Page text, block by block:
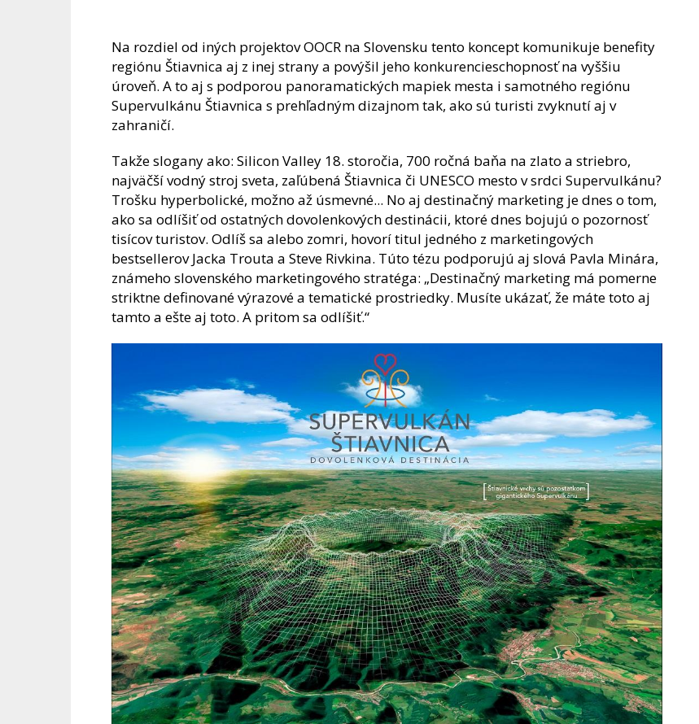
Na rozdiel od iných projektov OOCR na Slovensku tento koncept komunikuje benefity
regiónu Štiavnica aj z inej strany a povýšil jeho konkurencieschopnosť na vyššiu
úroveň. A to aj s podporou panoramatických mapiek mesta i samotného regiónu
Supervulkánu Štiavnica s prehľadným dizajnom tak, ako sú turisti zvyknutí aj v
zahraničí.
Takže slogany ako: Silicon Valley 18. storočia, 700 ročná baňa na zlato a striebro,
najväčší vodný stroj sveta, zaľúbená Štiavnica či UNESCO mesto v srdci Supervulkánu?
Trošku hyperbolické, možno až úsmevné... No aj destinačný marketing je dnes o tom,
ako sa odlíšiť od ostatných dovolenkových destinácii, ktoré dnes bojujú o pozornosť
tisícov turistov. Odlíš sa alebo zomri, hovorí titul jedného z marketingových
bestsellerov Jacka Trouta a Steve Rivkina. Túto tézu podporujú aj slová Pavla Minára,
známeho slovenského marketingového stratéga: „Destinačný marketing má pomerne
striktne definované výrazové a tematické prostriedky. Musíte ukázať, že máte toto aj
tamto a ešte aj toto. A pritom sa odlíšiť.“